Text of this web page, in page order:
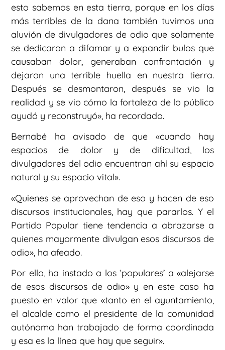
esto sabemos en esta tierra, porque en los días
más terribles de la dana también tuvimos una
aluvión de divulgadores de odio que solamente
se dedicaron a difamar y a expandir bulos que
causaban dolor, generaban confrontación y
dejaron una terrible huella en nuestra tierra.
Después se desmontaron, después se vio la
realidad y se vio cómo la fortaleza de lo público
ayudó y reconstruyó», ha recordado.
Bernabé ha avisado de que «cuando hay
espacios de dolor y de dificultad, los
divulgadores del odio encuentran ahí su espacio
natural y su espacio vital».
«Quienes se aprovechan de eso y hacen de eso
discursos institucionales, hay que pararlos. Y el
Partido Popular tiene tendencia a abrazarse a
quienes mayormente divulgan esos discursos de
odio», ha afeado.
Por ello, ha instado a los ‘populares’ a «alejarse
de esos discursos de odio» y en este caso ha
puesto en valor que «tanto en el ayuntamiento,
el alcalde como el presidente de la comunidad
autónoma han trabajado de forma coordinada
y esa es la línea que hay que seguir».